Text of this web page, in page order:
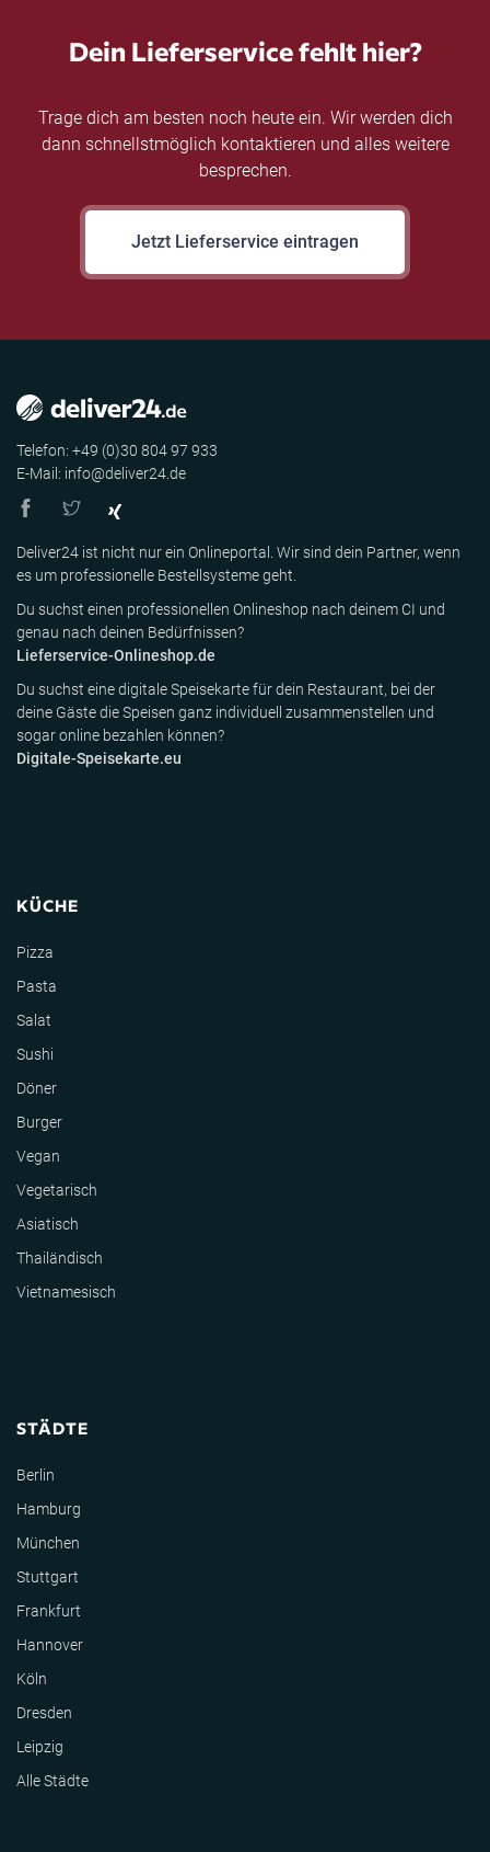
Dein Lieferservice fehlt hier?
Trage dich am besten noch heute ein. Wir werden dich
dann schnellstmöglich kontaktieren und alles weitere
besprechen.
Jetzt Lieferservice eintragen
Telefon: +49 (0)30 804 97 933
E-Mail: info@deliver24.de
Deliver24 ist nicht nur ein Onlineportal. Wir sind dein Partner, wenn
es um professionelle Bestellsysteme geht.
Du suchst einen professionellen Onlineshop nach deinem CI und
genau nach deinen Bedürfnissen?
Lieferservice-Onlineshop.de
Du suchst eine digitale Speisekarte für dein Restaurant, bei der
deine Gäste die Speisen ganz individuell zusammenstellen und
sogar online bezahlen können?
Digitale-Speisekarte.eu
KÜCHE
Pizza
Pasta
Salat
Sushi
Döner
Burger
Vegan
Vegetarisch
Asiatisch
Thailändisch
Vietnamesisch
STÄDTE
Berlin
Hamburg
München
Stuttgart
Frankfurt
Hannover
Köln
Dresden
Leipzig
Alle Städte